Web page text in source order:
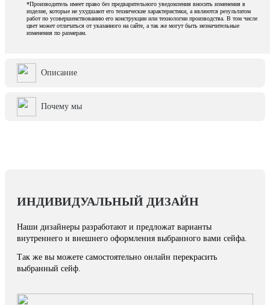
*Производитель имеет право без предварительного уведомления вносить изменения в
изделие, которые не ухудшают его технические характеристики, а являются результатом
работ по усовершенствованию его конструкции или технологии производства. В том числе
цвет может отличаться от указанного на сайте, а так же могут быть незначительные
изменения по размерам.
Описание
Почему мы
ИНДИВИДУАЛЬНЫЙ ДИЗАЙН
Наши дизайнеры разработают и предложат варианты
внутреннего и внешнего оформления выбранного вами сейфа.
Так же вы можете самостоятельно онлайн перекрасить
выбранный сейф.